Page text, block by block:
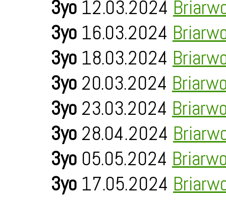
3yo 12.03.2024
3yo 16.03.2024
3yo 18.03.2024
3yo 20.03.2024
3yo 23.03.2024
3yo 28.04.2024
3yo 05.05.2024
3yo 17.05.2024